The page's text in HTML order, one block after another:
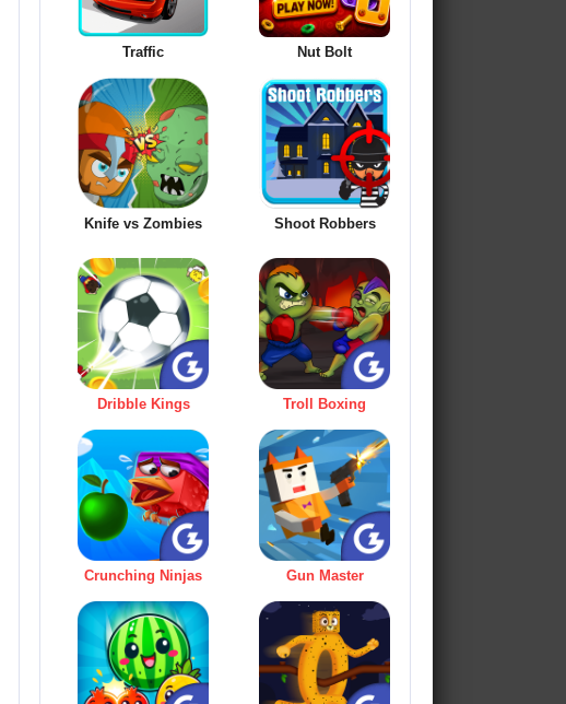
Traffic Nut Bolt
Knife vs Zombies Shoot Robbers
Dribble Kings Troll Boxing
Crunching Ninjas Gun Master